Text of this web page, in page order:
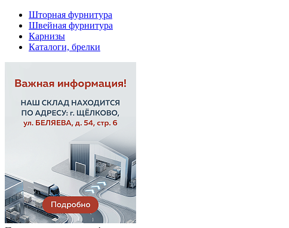
Шторная фурнитура
Швейная фурнитура
Карнизы
Каталоги, брелки